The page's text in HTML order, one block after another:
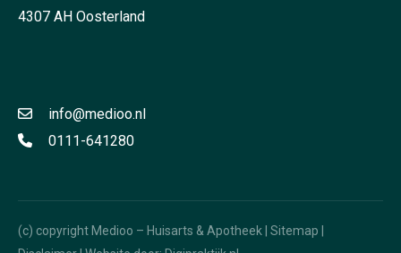
4307 AH Oosterland
info@medioo.nl
0111-641280
(c) copyright Medioo – Huisarts & Apotheek | Sitemap